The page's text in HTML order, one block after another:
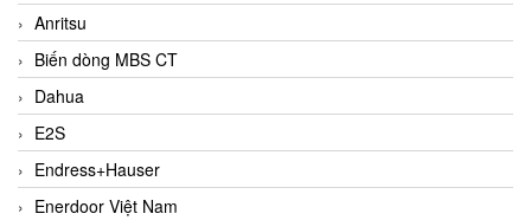
Anritsu
Biến dòng MBS CT
Dahua
E2S
Endress+Hauser
Enerdoor Việt Nam